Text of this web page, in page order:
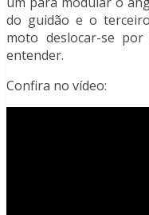
do guidão e o
moto deslocar-se
entender.
Confira no vídeo: